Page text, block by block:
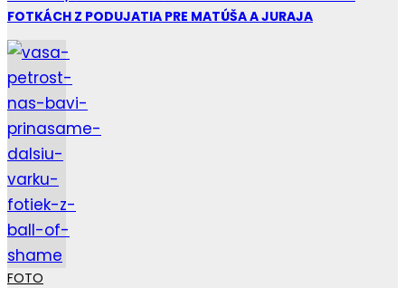
FOTKÁCH Z PODUJATIA PRE MATÚŠA A JURAJA
FOTO